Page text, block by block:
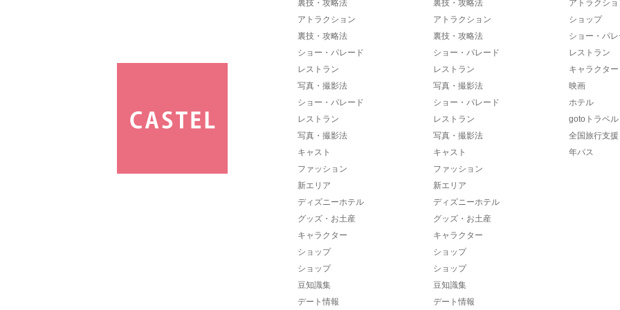
裏技・攻略法
アトラクション
裏技・攻略法
ショー・パレード
レストラン
写真・撮影法
ショー・パレード
レストラン
写真・撮影法
キャスト
ファッション
新エリア
ディズニーホテル
グッズ・お土産
キャラクター
ショップ
ショップ
豆知識集
デート情報
裏技・攻略法
アトラクション
裏技・攻略法
ショー・パレード
レストラン
写真・撮影法
ショー・パレード
レストラン
写真・撮影法
キャスト
ファッション
新エリア
ディズニーホテル
グッズ・お土産
キャラクター
ショップ
ショップ
豆知識集
デート情報
アトラクシ
ショップ
ショー・パ
レストラン
キャラクター
映画
ホテル
gotoトラベル
全国旅行支援
年パス